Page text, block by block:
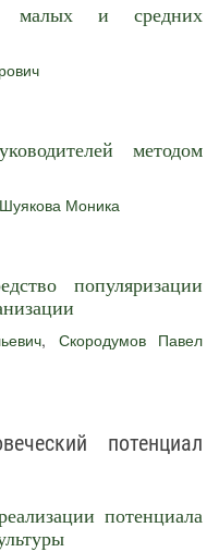
малых и средних
методом
Шуякова Моника
популяризации
, Скородумов Павел
потенциал
потенциала